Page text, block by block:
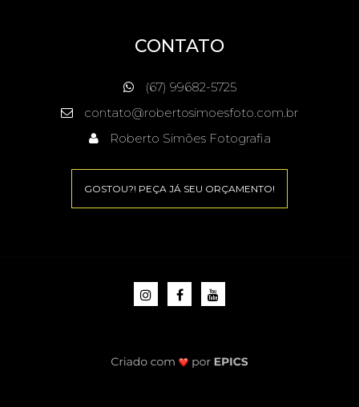
CONTATO
(67) 99682-5725
contato@robertosimoesfoto.com.br
Roberto Simões Fotografia
GOSTOU?! PEÇA JÁ SEU ORÇAMENTO!